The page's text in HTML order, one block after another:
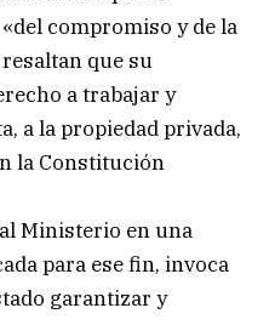
compromiso y de la
que su
a trabajar y
a la propiedad privada,
la Constitución
Ministerio en una
para ese fin, invoca
garantizar y